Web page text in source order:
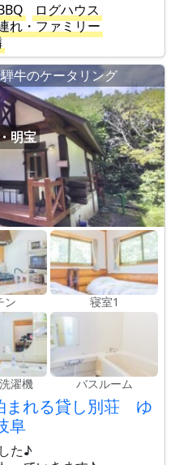
ログハウス
れ・ファミリー
牛のケータリング
明宝
ン 寝室1
濯機 バスルーム
まれる貸し別荘 ゆ
阜
た♪